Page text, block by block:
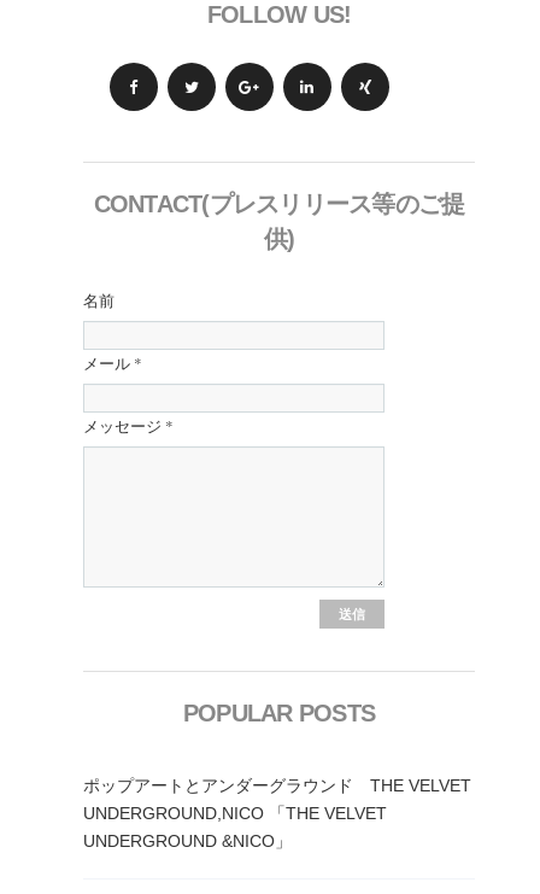
FOLLOW US!
CONTACT(プレスリリース等のご提
供)
名前
メール *
メッセージ *
POPULAR POSTS
ポップアートとアンダーグラウンド THE VELVET
UNDERGROUND,NICO 「THE VELVET
UNDERGROUND &NICO」